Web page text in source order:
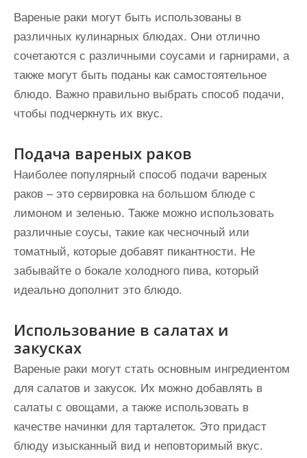
Вареные раки могут быть использованы в
различных кулинарных блюдах. Они отлично
сочетаются с различными соусами и гарнирами, а
также могут быть поданы как самостоятельное
блюдо. Важно правильно выбрать способ подачи,
чтобы подчеркнуть их вкус.
Подача вареных раков
Наиболее популярный способ подачи вареных
раков – это сервировка на большом блюде с
лимоном и зеленью. Также можно использовать
различные соусы, такие как чесночный или
томатный, которые добавят пикантности. Не
забывайте о бокале холодного пива, который
идеально дополнит это блюдо.
Использование в салатах и
закусках
Вареные раки могут стать основным ингредиентом
для салатов и закусок. Их можно добавлять в
салаты с овощами, а также использовать в
качестве начинки для тарталеток. Это придаст
блюду изысканный вид и неповторимый вкус.